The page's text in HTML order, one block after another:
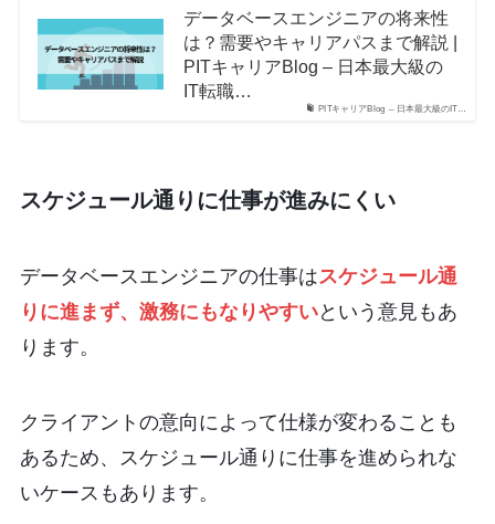
PITキャリアBlog – 日本最大級のIT…
データベースエンジニアの将来性
は？需要やキャリアパスまで解説 |
PITキャリアBlog – 日本最大級の
IT転職…
スケジュール通りに仕事が進みにくい
データベースエンジニアの仕事はスケジュール通
りに進まず、激務にもなりやすいという意見もあ
ります。
クライアントの意向によって仕様が変わることも
あるため、スケジュール通りに仕事を進められな
いケースもあります。